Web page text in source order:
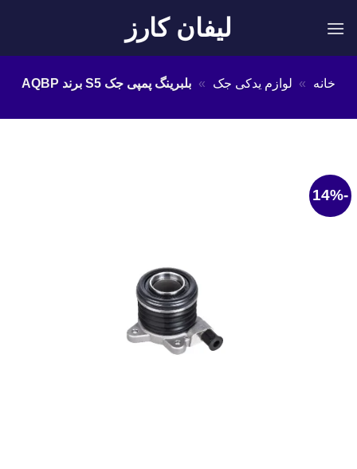
لیفان کارز
خانه » لوازم یدکی جک » بلبرینگ پمپی جک S5 برند AQBP
-14%